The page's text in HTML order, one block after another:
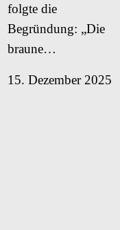
folgte die
Begründung: „Die
braune…
15. Dezember 2025